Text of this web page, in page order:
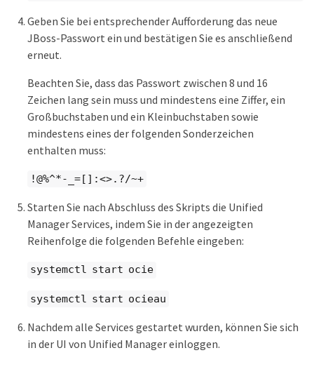
Geben Sie bei entsprechender Aufforderung das neue
JBoss-Passwort ein und bestätigen Sie es anschließend
erneut.
Beachten Sie, dass das Passwort zwischen 8 und 16
Zeichen lang sein muss und mindestens eine Ziffer, ein
Großbuchstaben und ein Kleinbuchstaben sowie
mindestens eines der folgenden Sonderzeichen
enthalten muss:
!@%^*-_=[]:<>.?/~+
Starten Sie nach Abschluss des Skripts die Unified
Manager Services, indem Sie in der angezeigten
Reihenfolge die folgenden Befehle eingeben:
systemctl start ocie
systemctl start ocieau
Nachdem alle Services gestartet wurden, können Sie sich
in der UI von Unified Manager einloggen.